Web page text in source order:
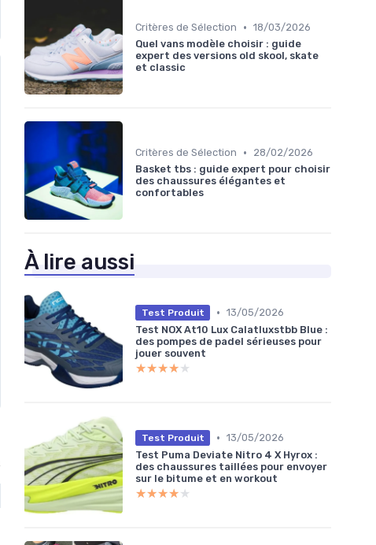
Critères de Sélection • 18/03/2026
Quel vans modèle choisir : guide
expert des versions old skool, skate
et classic
Critères de Sélection •
28/02/2026
Basket tbs : guide expert pour choisir
des chaussures élégantes et
confortables
À lire aussi
Test Produit • 13/05/2026
Test NOX At10 Lux Calatluxstbb Blue :
des pompes de padel sérieuses pour
jouer souvent
★★★★★
★★★★★
Test Produit • 13/05/2026
Test Puma Deviate Nitro 4 X Hyrox :
des chaussures taillées pour envoyer
sur le bitume et en workout
★★★★★
★★★★★